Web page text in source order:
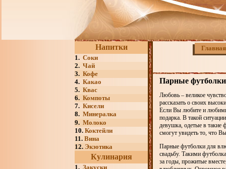
Напитки
1. Соки
2. Чай
3. Кофе
4. Какао
5. Квас
6. Компоты
7. Кисели
8. Минералка
9. Молоко
10. Коктейли
11. Вина
12. Экзотика
Кулинария
1. Закуски
Главная
Парные футболки
Любовь – великое
рассказать о своих
Если Вы любите и
подарка. В такой
девушка, одетые в такие
смогут увидеть то, что
Парные футболки для
свадьбу. Такими
за годы, прожитые